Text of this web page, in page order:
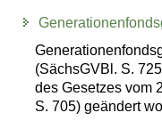
(SächsGVBl. S.
des Gesetzes vom
S. 705) geändert